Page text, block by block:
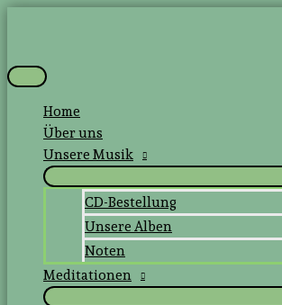
Hauptmenü
Home
Über uns
Unsere Musik
CD-Bestellung
Unsere Alben
Noten
Meditationen